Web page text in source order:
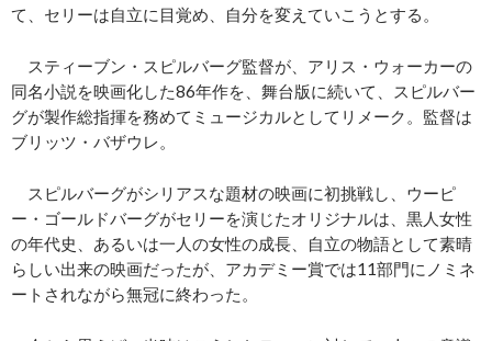
て、セリーは自立に目覚め、自分を変えていこうとする。
スティーブン・スピルバーグ監督が、アリス・ウォーカーの
同名小説を映画化した86年作を、舞台版に続いて、スピルバー
グが製作総指揮を務めてミュージカルとしてリメーク。監督は
ブリッツ・バザウレ。
スピルバーグがシリアスな題材の映画に初挑戦し、ウーピ
ー・ゴールドバーグがセリーを演じたオリジナルは、黒人女性
の年代史、あるいは一人の女性の成長、自立の物語として素晴
らしい出来の映画だったが、アカデミー賞では11部門にノミネ
ートされながら無冠に終わった。